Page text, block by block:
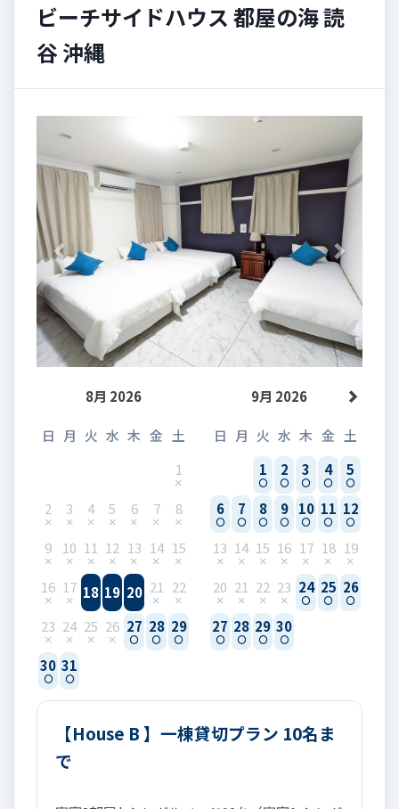
ビーチサイドハウス 都屋の海 読
谷 沖縄
Previous
8月 2026
日 月 火 水 木 金 土
1
2 3 4 5 6 7 8
9 10 11 12 13 14 15
16 17 18 19 20 21 22
23 24 25 26 27 28 29
30 31
9月 2026
日 月 火 水 木 金 土
1
2 3 4 5
6 7 8 9 10 11 12
13 14 15 16 17 18 19
20 21 22 23 24 25 26
27 28 29 30
【House B 】一棟貸切プラン 10名ま
で